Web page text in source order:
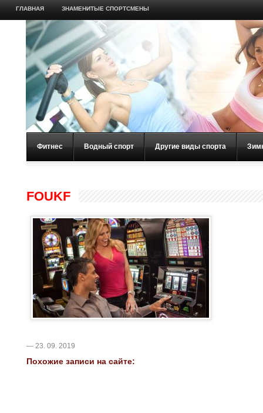
ГЛАВНАЯ ЗНАМЕНИТЫЕ СПОРТСМЕНЫ
Фитнес Водный спорт Другие виды спорта
FOUKF
— 23. 09. 2019
Похожие записи на сайте: